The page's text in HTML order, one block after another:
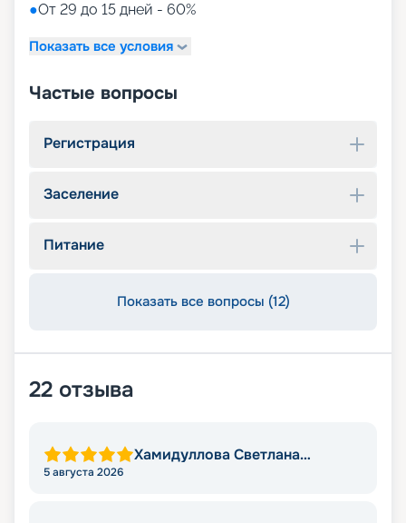
●От 29 до 15 дней - 60%
Показать все условия
Частые вопросы
Регистрация
Заселение
Питание
Показать все вопросы (12)
22 отзыва
Хамидуллова Светлана
5 августа 2026